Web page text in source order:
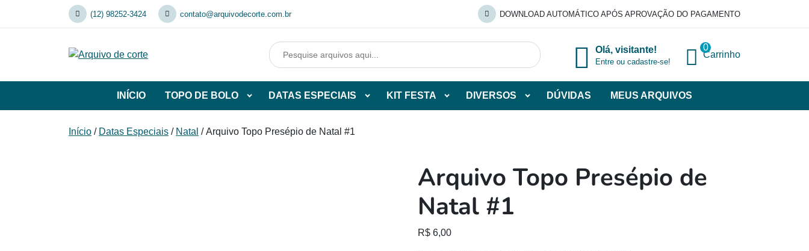
(12) 98252-3424 contato@arquivodecorte.com.br DOWNLOAD AUTOMÁTICO APÓS APROVAÇÃO DO PAGAMENTO
Olá, visitante!
Entre ou cadastre-se!
0
Carrinho
INÍCIO TOPO DE BOLO
de
DATAS ESPECIAIS KIT FESTA DIVERSOS DÚVIDAS MEUS ARQUIVOS
Início / Datas Especiais / Natal / Arquivo Topo Presépio de Natal #1
Arquivo Topo Presépio de
Natal #1
R$ 6,00